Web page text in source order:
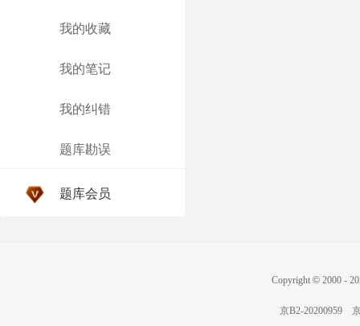
我的收藏
我的笔记
我的纠错
题库勘误
题库会员